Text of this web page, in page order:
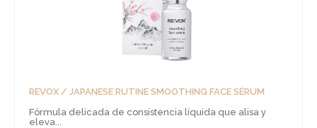
REVOX / JAPANESE RUTINE SMOOTHING FACE SÉRUM
Fórmula delicada de consistencia líquida que alisa y
eleva...